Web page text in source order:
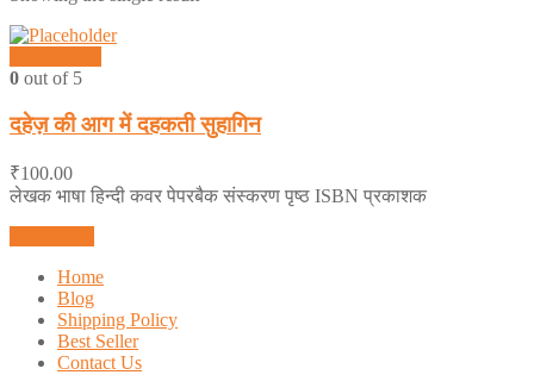
0 out of 5
दहेज़ की आग में दहकती सुहागिन
₹100.00
लेखक भाषा हिन्दी कवर पेपरबैक संस्करण पृष्ठ ISBN प्रकाशक
Home
Blog
Shipping Policy
Best Seller
Contact Us